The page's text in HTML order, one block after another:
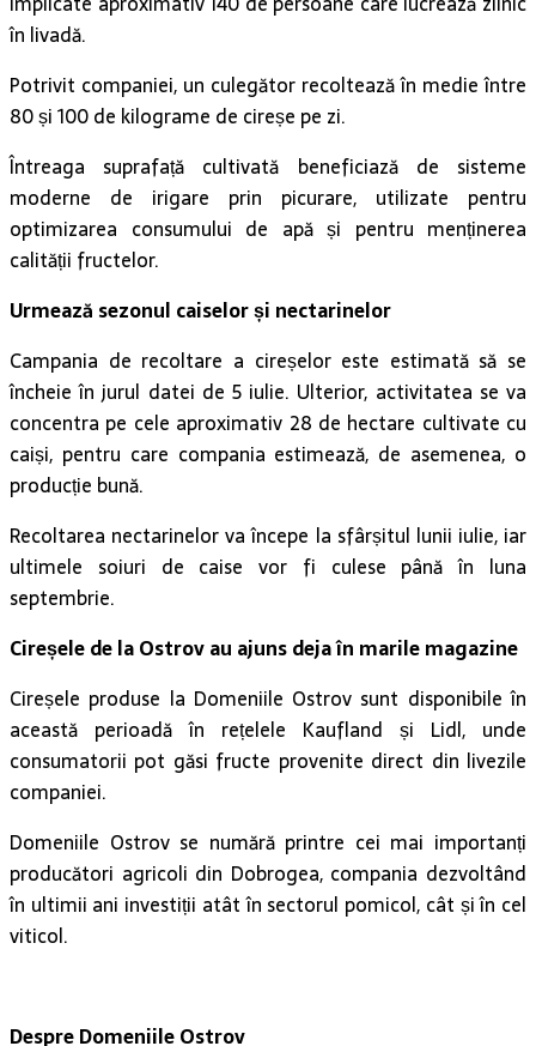
în livadă.
Potrivit companiei, un culegător recoltează în medie între
80 și 100 de kilograme de cireșe pe zi.
Întreaga suprafață cultivată beneficiază de sisteme
moderne de irigare prin picurare, utilizate pentru
optimizarea consumului de apă și pentru menținerea
calității fructelor.
Urmează sezonul caiselor și nectarinelor
Campania de recoltare a cireșelor este estimată să se
încheie în jurul datei de 5 iulie. Ulterior, activitatea se va
concentra pe cele aproximativ 28 de hectare cultivate cu
caiși, pentru care compania estimează, de asemenea, o
producție bună.
Recoltarea nectarinelor va începe la sfârșitul lunii iulie, iar
ultimele soiuri de caise vor fi culese până în luna
septembrie.
Cireșele de la Ostrov au ajuns deja în marile magazine
Cireșele produse la Domeniile Ostrov sunt disponibile în
această perioadă în rețelele Kaufland și Lidl, unde
consumatorii pot găsi fructe provenite direct din livezile
companiei.
Domeniile Ostrov se numără printre cei mai importanți
producători agricoli din Dobrogea, compania dezvoltând
în ultimii ani investiții atât în sectorul pomicol, cât și în cel
viticol.
Despre Domeniile Ostrov